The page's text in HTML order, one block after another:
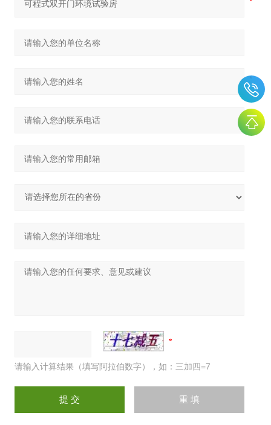
请输入计算结果（填写阿拉伯数字），如：三加四=7